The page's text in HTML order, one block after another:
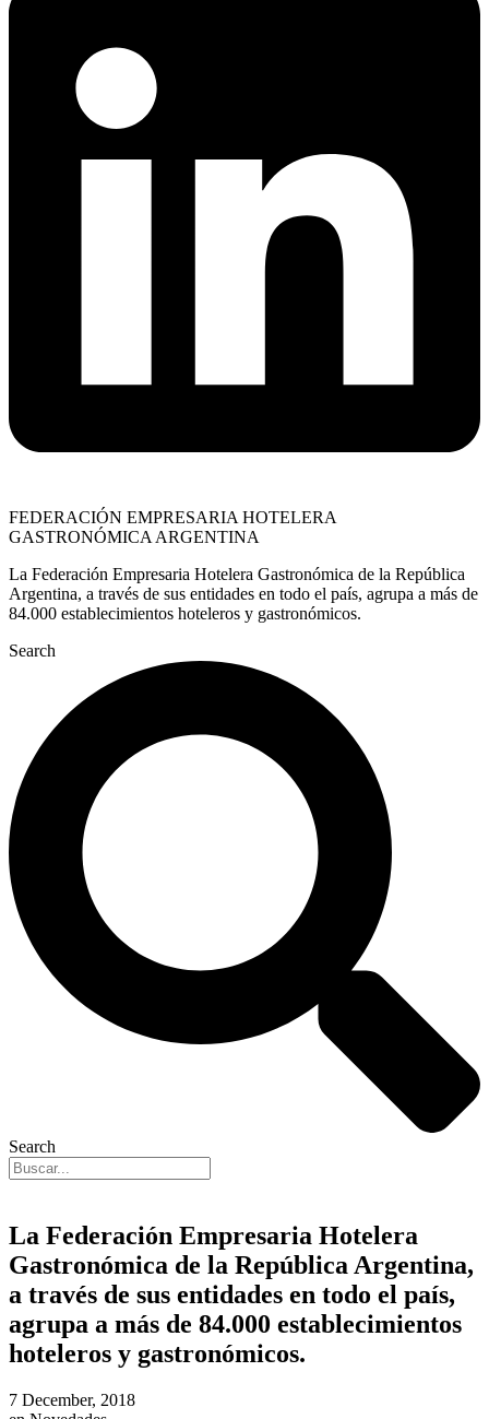
FEDERACIÓN EMPRESARIA HOTELERA
GASTRONÓMICA ARGENTINA
La Federación Empresaria Hotelera Gastronómica de la República
Argentina, a través de sus entidades en todo el país, agrupa a más de
84.000 establecimientos hoteleros y gastronómicos.
Search
Search
La Federación Empresaria Hotelera
Gastronómica de la República Argentina,
a través de sus entidades en todo el país,
agrupa a más de 84.000 establecimientos
hoteleros y gastronómicos.
7 December, 2018